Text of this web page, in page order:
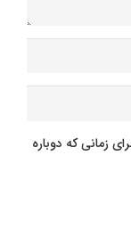
زمانی که دوباره